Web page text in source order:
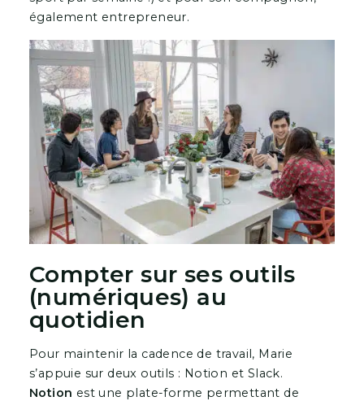
également entrepreneur.
Compter sur ses outils
(numériques) au
quotidien
Pour maintenir la cadence de travail, Marie
s’appuie sur deux outils : Notion et Slack.
Notion est une plate-forme permettant de